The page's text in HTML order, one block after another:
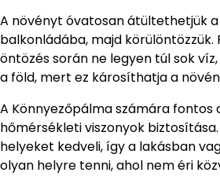
A növényt óvatosan átültethetjük
balkonládába, majd körülöntözzük.
öntözés során ne legyen túl sok
a föld, mert ez károsíthatja a
A Könnyezőpálma számára
hőmérsékleti viszonyok
helyeket kedveli, így a lakásban
olyan helyre tenni, ahol nem éri